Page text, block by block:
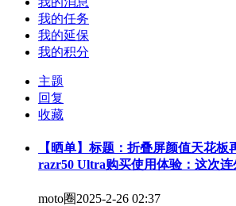
我的任务
我的延保
我的积分
主题
回复
收藏
【晒单】标题：折叠屏颜值天花板
razr50 Ultra购买使用体验：这次连
moto圈2025-2-26 02:37